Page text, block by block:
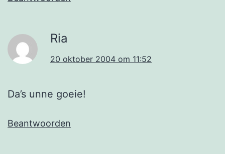
Ria
20 oktober 2004 om 11:52
Da’s unne goeie!
Beantwoorden